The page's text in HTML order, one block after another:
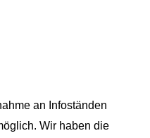
an Infoständen
Wir haben die